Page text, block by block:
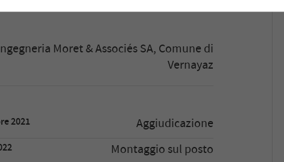
Moret & Associés SA, Comune di
Vernayaz
2021 Aggiudicazione
Montaggio sul posto